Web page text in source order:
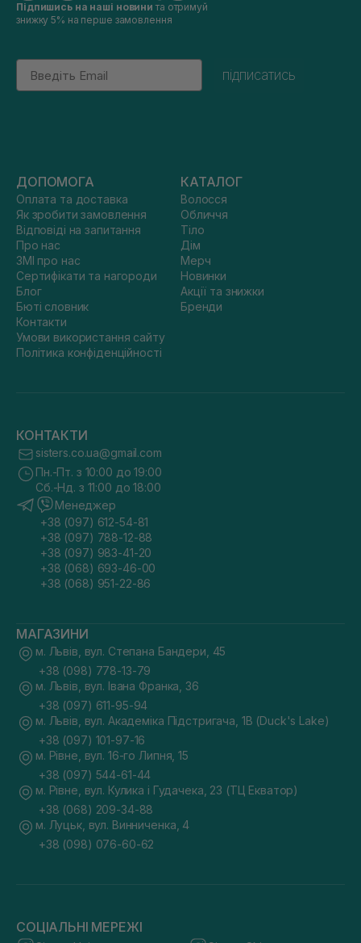
Підпишись на наші новини та отримуй
знижку 5% на перше замовлення
Email
підписатись
ДОПОМОГА
Оплата та доставка
Як зробити замовлення
Відповіді на запитання
Про нас
ЗМІ про нас
Сертифікати та нагороди
Блог
Бюті словник
Контакти
Умови використання сайту
Політика конфіденційності
КАТАЛОГ
Волосся
Обличчя
Тіло
Дім
Мерч
Новинки
Акції та знижки
Бренди
КОНТАКТИ
sisters.co.ua@gmail.com
Пн.-Пт. з 10:00 до 19:00
Сб.-Нд. з 11:00 до 18:00
Менеджер
+38 (097) 612-54-81
+38 (097) 788-12-88
+38 (097) 983-41-20
+38 (068) 693-46-00
+38 (068) 951-22-86
МАГАЗИНИ
м. Львів, вул. Степана Бандери, 45
+38 (098) 778-13-79
м. Львів, вул. Івана Франка, 36
+38 (097) 611-95-94
м. Львів, вул. Академіка Підстригача, 1В (Duck's Lake)
+38 (097) 101-97-16
м. Рівне, вул. 16-го Липня, 15
+38 (097) 544-61-44
м. Рівне, вул. Кулика і Гудачека, 23 (ТЦ Екватор)
+38 (068) 209-34-88
м. Луцьк, вул. Винниченка, 4
+38 (098) 076-60-62
СОЦІАЛЬНІ МЕРЕЖІ